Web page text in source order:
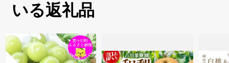
いる返礼品